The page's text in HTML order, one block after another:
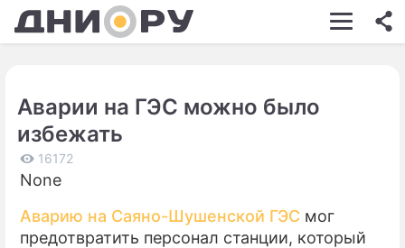
ШОУ-БИЗНЕС
КИНО
ЭКОНОМИКА
Аварии на ГЭС можно было
избежать
16172
None
Аварию на Саяно-Шушенской ГЭС мог
предотвратить персонал станции, который